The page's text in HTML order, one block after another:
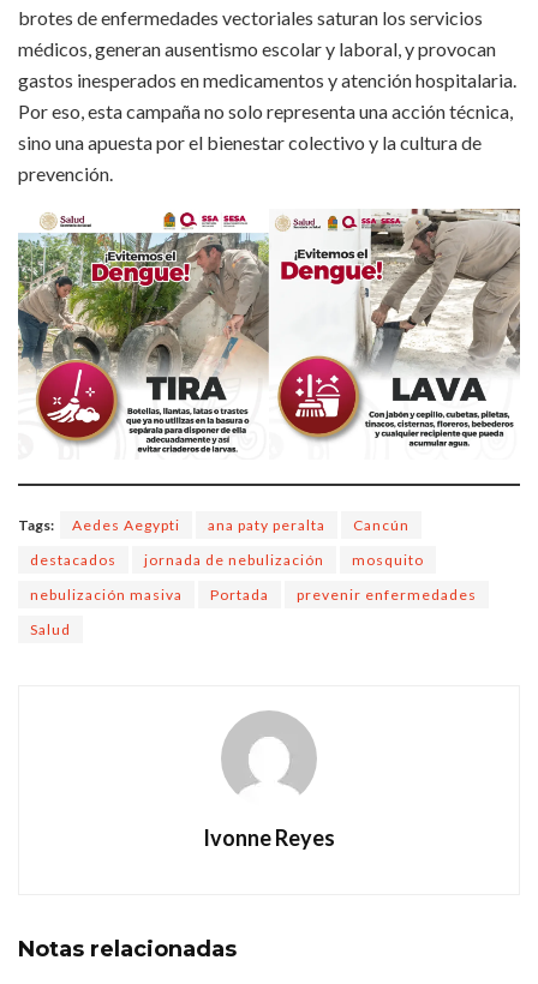
brotes de enfermedades vectoriales saturan los servicios
médicos, generan ausentismo escolar y laboral, y provocan
gastos inesperados en medicamentos y atención hospitalaria.
Por eso, esta campaña no solo representa una acción técnica,
sino una apuesta por el bienestar colectivo y la cultura de
prevención.
Tags: Aedes Aegypti ana paty peralta
Cancún
destacados
jornada de nebulización
mosquito
nebulización masiva
Portada
prevenir enfermedades
Salud
Ivonne Reyes
Notas relacionadas